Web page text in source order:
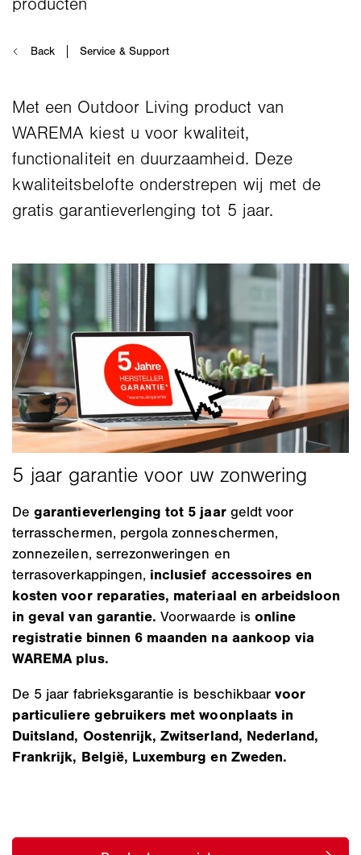
Met een Outdoor Living product van
WAREMA kiest u voor kwaliteit,
functionaliteit en duurzaamheid. Deze
kwaliteitsbelofte onderstrepen wij met de
gratis garantieverlenging tot 5 jaar.
Degarantieverlenging tot 5 jaar geldt voor
terrasschermen, pergola zonneschermen,
zonnezeilen, serrezonweringen en
terrasoverkappingen, inclusief accessoires en
kosten voor reparaties, materiaal en arbeidsloon
in geval van garantie.Voorwaarde is online
registratie binnen 6 maanden na aankoop via
WAREMA plus.
De 5 jaar fabrieksgarantie is beschikbaarvoor
particuliere gebruikers met woonplaats in
Duitsland, Oostenrijk, Zwitserland, Nederland,
Frankrijk, België, Luxemburg en Zweden.